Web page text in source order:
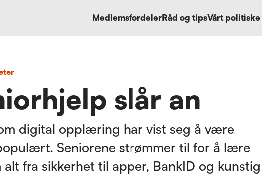
MedlemsfordelerRåd og tipsVårt
slår an
digital opplæring har vist seg å være
Seniorene strømmer til for å lære
alt fra sikkerhet til apper, BankID og kunstig